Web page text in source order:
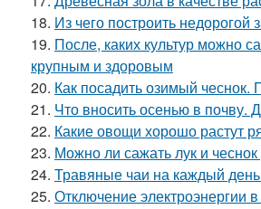
18. Из чего построить недорогой
19. После, каких культур можно
крупным и здоровым
20. Как посадить озимый
21. Что вносить осенью в почву.
22. Какие овощи хорошо растут
23. Можно ли сажать лук и
24. Травяные чаи на каждый
25. Отключение электроэнергии